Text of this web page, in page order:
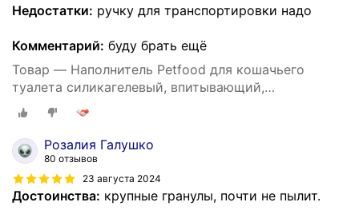
Недостатки: ручку для транспортировки надо
Комментарий: буду брать ещё
Товар — Наполнитель Petfood для кошачьего
туалета силикагелевый, впитывающий,
кристаллический, зеленые гранулы, 20 кг, 50 л.
Розалия Галушко
80 отзывов
23 августа 2024
Достоинства: крупные гранулы, почти не пылит.